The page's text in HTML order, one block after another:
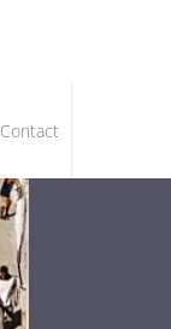
Contact